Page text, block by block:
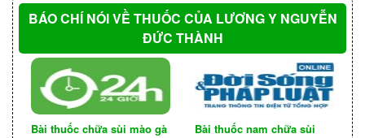
chỉ loại bỏ được các nốt sùi chứ không tiêu diệt
được virút, sau đó các sang thương cũng dễ phát
triển trở lại. Cần nhớ rằng: do thời gian ủ bệnh
của virút kéo dài đến 8 tháng, nên nhất thiết phải
theo dõi đến hết thời gian ủ bệnh mới xác định
bệnh khỏi hẳn, tức là sau 8 tháng.
BÁO CHÍ NÓI VỀ THUỐC CỦA LƯƠNG Y NGUYỄN
ĐỨC THÀNH
Bài thuốc chữa sùi mào gà
Bài thuốc nam chữa sùi